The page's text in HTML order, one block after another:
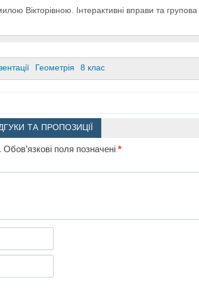
Вікторівною. Інтерактивні вправи та групова
Геометрія 8 клас
ТА ПРОПОЗИЦІЇ
Обов’язкові поля позначені *